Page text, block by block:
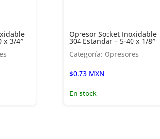
x 3/4″
Opresor Socket Inoxidable
304 Estandar – 5-40 x 1/8″
Categoría: Opresores
$0.73 MXN
En stock